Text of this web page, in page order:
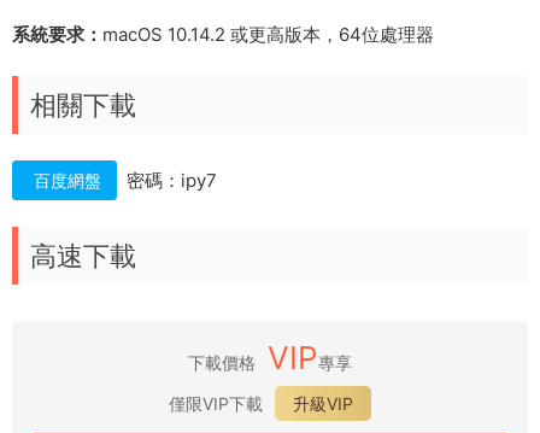
系統要求： macOS 10.14.2 或更高版本，64位處理器
相關下載
百度網盤 密碼：ipy7
高速下載
下載價格 VIP專享
僅限VIP下載
升級VIP